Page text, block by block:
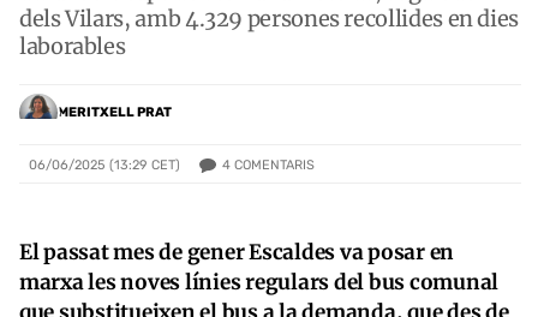
dels Vilars, amb 4.329 persones recollides en dies
laborables
MERITXELL PRAT
06/06/2025 (13:29 CET) 4 COMENTARIS
El passat mes de gener Escaldes va posar en
marxa les noves línies regulars del bus comunal